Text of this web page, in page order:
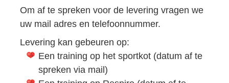
Om af te spreken voor de levering vragen we
uw mail adres en telefoonnummer.
Levering kan gebeuren op:
Een training op het sportkot (datum af te
spreken via mail)